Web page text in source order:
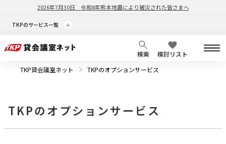
2026年7月30日 令和8年熊本地震により被災された皆さまへ
TKPのサービス一覧
検索
検討リスト
TKP貸会議室ネット
TKPのオプションサービス
TKPのオプションサービス